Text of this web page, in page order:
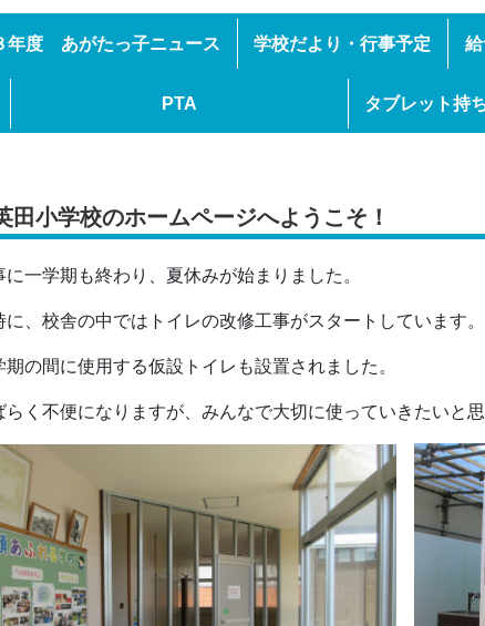
年度 あがたっ子ニュース 学校だより・行事予定
PTA タブレット持
田小学校のホームページへようこそ！
に一学期も終わり、夏休みが始まりました。
に、校舎の中ではトイレの改修工事がスタートしています。
期の間に使用する仮設トイレも設置されました。
らく不便になりますが、みんなで大切に使っていきたいと思